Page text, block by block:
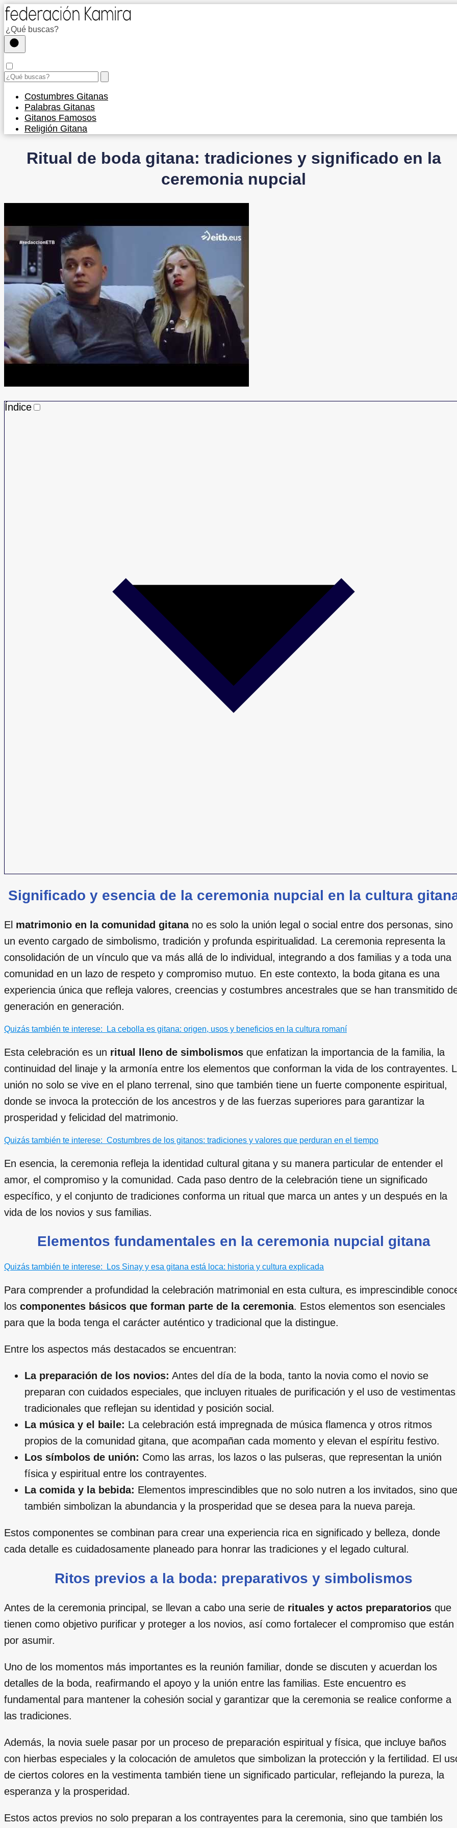
Costumbres Gitanas
Palabras Gitanas
Gitanos Famosos
Religión Gitana
Ritual de boda gitana: tradiciones y significado en la
ceremonia nupcial
Índice
Significado y esencia de la ceremonia nupcial en la cultura
El matrimonio en la comunidad gitanano es solo la unión legal o social entre dos personas, sino
un evento cargado de simbolismo, tradición y profunda espiritualidad. La ceremonia representa la
consolidación de un vínculo que va más allá de lo individual, integrando a dos familias y a toda una
comunidad en un lazo de respeto y compromiso mutuo. En este contexto, la boda gitana es una
experiencia única que refleja valores, creencias y costumbres ancestrales que se han transmitido
generación en generación.
Quizás también te interese: La cebolla es gitana: origen, usos y beneficios en la cultura romaní
Esta celebración es un ritual lleno de simbolismos que enfatizan la importancia de la familia, la
continuidad del linaje y la armonía entre los elementos que conforman la vida de los contrayentes.
unión no solo se vive en el plano terrenal, sino que también tiene un fuerte componente espiritual,
donde se invoca la protección de los ancestros y de las fuerzas superiores para garantizar la
prosperidad y felicidad del matrimonio.
Quizás también te interese: Costumbres de los gitanos: tradiciones y valores que perduran en el tiempo
En esencia, la ceremonia refleja la identidad cultural gitana y su manera particular de entender el
amor, el compromiso y la comunidad. Cada paso dentro de la celebración tiene un significado
específico, y el conjunto de tradiciones conforma un ritual que marca un antes y un después en la
vida de los novios y sus familias.
Elementos fundamentales en la ceremonia nupcial gitana
Quizás también te interese: Los Sinay y esa gitana está loca: historia y cultura explicada
Para comprender a profundidad la celebración matrimonial en esta cultura, es imprescindible
los componentes básicos que forman parte de la ceremonia. Estos elementos son esenciales
para que la boda tenga el carácter auténtico y tradicional que la distingue.
Entre los aspectos más destacados se encuentran:
La preparación de los novios: Antes del día de la boda, tanto la novia como el novio se
preparan con cuidados especiales, que incluyen rituales de purificación y el uso de vestimentas
tradicionales que reflejan su identidad y posición social.
La música y el baile: La celebración está impregnada de música flamenca y otros ritmos
propios de la comunidad gitana, que acompañan cada momento y elevan el espíritu festivo.
Los símbolos de unión: Como las arras, los lazos o las pulseras, que representan la unión
física y espiritual entre los contrayentes.
La comida y la bebida: Elementos imprescindibles que no solo nutren a los invitados, sino que
también simbolizan la abundancia y la prosperidad que se desea para la nueva pareja.
Estos componentes se combinan para crear una experiencia rica en significado y belleza, donde
cada detalle es cuidadosamente planeado para honrar las tradiciones y el legado cultural.
Ritos previos a la boda: preparativos y simbolismos
Antes de la ceremonia principal, se llevan a cabo una serie de rituales y actos preparatorios que
tienen como objetivo purificar y proteger a los novios, así como fortalecer el compromiso que están
por asumir.
Uno de los momentos más importantes es la reunión familiar, donde se discuten y acuerdan los
detalles de la boda, reafirmando el apoyo y la unión entre las familias. Este encuentro es
fundamental para mantener la cohesión social y garantizar que la ceremonia se realice conforme a
las tradiciones.
Además, la novia suele pasar por un proceso de preparación espiritual y física, que incluye baños
con hierbas especiales y la colocación de amuletos que simbolizan la protección y la fertilidad. El
de ciertos colores en la vestimenta también tiene un significado particular, reflejando la pureza, la
esperanza y la prosperidad.
Estos actos previos no solo preparan a los contrayentes para la ceremonia, sino que también los